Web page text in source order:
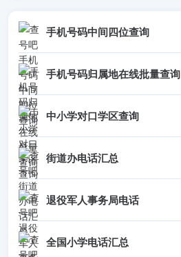
手机号码中间四位查询
手机号码归属地在线批量查询
中小学对口学区查询
街道办电话汇总
退役军人事务局电话
全国小学电话汇总